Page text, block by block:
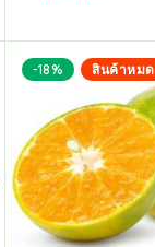
-18% สินค้าหมด